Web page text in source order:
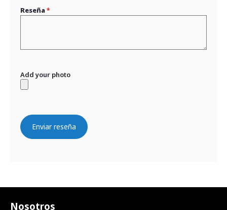
Reseña
Add your photo
Enviar reseña
Nosotros